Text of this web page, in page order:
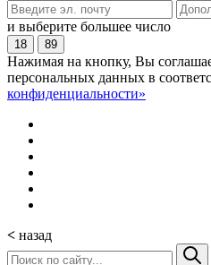
и выберите большее число
18 89
Нажимая на кнопку, Вы
персональных данных в
конфиденциальности»
< назад